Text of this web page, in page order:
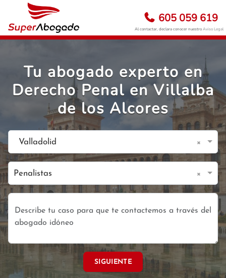
605 059 619
Al contactar, declara conocer nuestroAviso Legal
Tu abogado experto en
Derecho Penal en Villalba
de los Alcores
Valladolid ×
Penalistas ×
SIGUIENTE